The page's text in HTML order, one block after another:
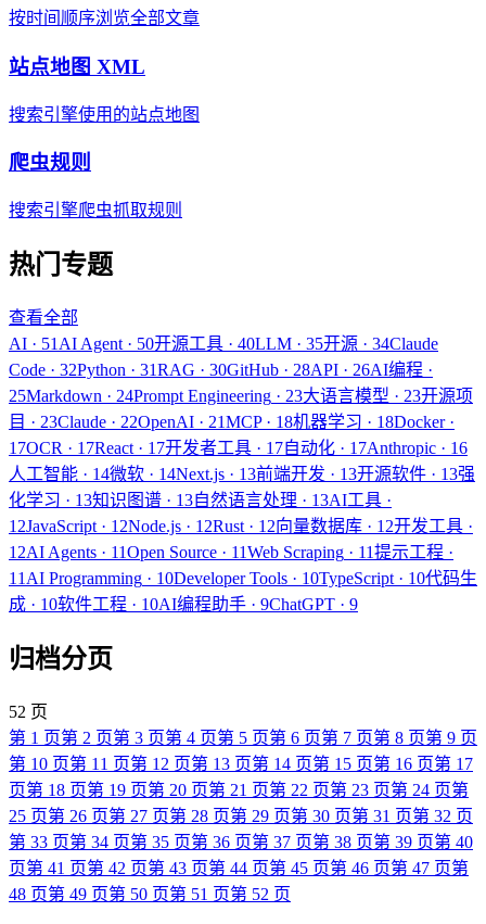
按时间顺序浏览全部文章
站点地图 XML
搜索引擎使用的站点地图
爬虫规则
搜索引擎爬虫抓取规则
热门专题
查看全部
AI · 51 AI Agent · 50开源工具 · 40LLM · 35开源 · 34Claude
Code · 32Python · 31RAG · 30GitHub · 28API · 26AI编程 ·
25Markdown · 24Prompt Engineering · 23大语言模型 · 23开源项
目 · 23Claude · 22OpenAI · 21MCP· 18机器学习 · 18Docker·
17OCR · 17React · 17开发者工具 · 17自动化 · 17Anthropic · 16
人工智能 · 14微软 · 14Next.js · 13前端开发 · 13开源软件 · 13强
化学习 · 13知识图谱 · 13自然语言处理 · 13AI工具 ·
12JavaScript · 12Node.js · 12Rust · 12向量数据库 · 12开发工具 ·
12AI Agents · 11Open Source · 11Web Scraping · 11提示工程 ·
11 AI Programming · 10Developer Tools · 10TypeScript · 10代码生
成 · 10软件工程 · 10AI编程助手 · 9ChatGPT · 9
归档分页
52 页
第 1 页第 2 页第 3 页第 4 页第 5 页第 6 页第 7 页第 8 页第 9 页
第 10 页第 11 页第 12 页第 13 页第 14 页第 15 页第 16 页第 17
页第 18 页第 19 页第 20 页第 21 页第 22 页第 23 页第 24 页第
25 页第 26 页第 27 页第 28 页第 29 页第 30 页第 31 页第 32 页
第 33 页第 34 页第 35 页第 36 页第 37 页第 38 页第 39 页第 40
页第 41 页第 42 页第 43 页第 44 页第 45 页第 46 页第 47 页第
48 页第 49 页第 50 页第 51 页第 52 页